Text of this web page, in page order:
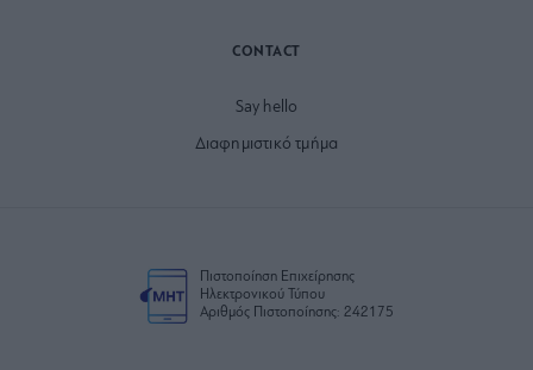
CONTACT
Say hello
Διαφημιστικό τμήμα
Πιστοποίηση Επιχείρησης
Ηλεκτρονικού Τύπου
Αριθμός Πιστοποίησης: 242175